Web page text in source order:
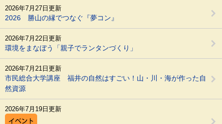
2026 勝山の縁でつなぐ『夢コン』
2026年7月27日更新
環境をまなぼう「親子でランタンづくり」
2026年7月22日更新
市民総合大学講座 福井の自然はすごい！山・川・海が作った自
然資源
2026年7月21日更新
2026年7月19日更新